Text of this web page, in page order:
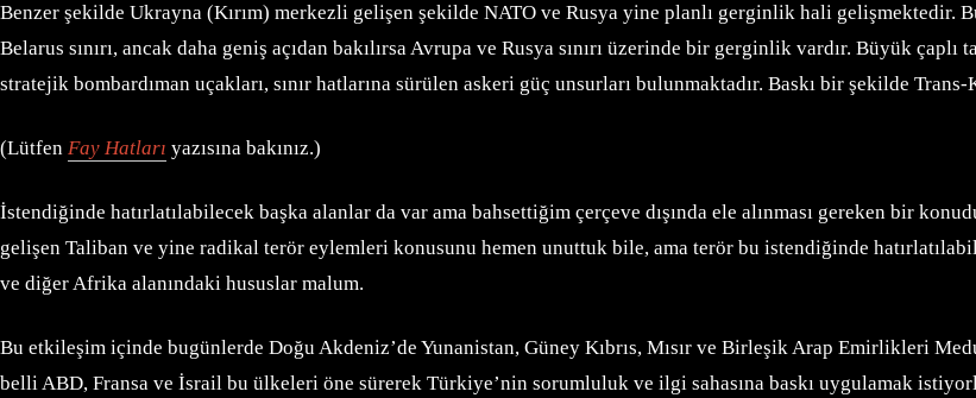
Benzer şekilde Ukrayna (Kırım) merkezli gelişen şekilde NATO ve Rusya yine planlı gerginlik hali
Belarus sınırı, ancak daha geniş açıdan bakılırsa Avrupa ve Rusya sınırı üzerinde bir gerginlik vardır. Büyük
stratejik bombardıman uçakları, sınır hatlarına sürülen askeri güç unsurları bulunmaktadır. Baskı bir şekilde
(Lütfen Fay Hatları yazısına bakınız.)
İstendiğinde hatırlatılabilecek başka alanlar da var ama bahsettiğim çerçeve dışında ele alınması gereken bir
gelişen Taliban ve yine radikal terör eylemleri konusunu hemen unuttuk bile, ama terör bu istendiğinde
ve diğer Afrika alanındaki hususlar malum.
Bu etkileşim içinde bugünlerde Doğu Akdeniz’de Yunanistan, Güney Kıbrıs, Mısır ve Birleşik Arap Emirlikleri
belli ABD, Fransa ve İsrail bu ülkeleri öne sürerek Türkiye’nin sorumluluk ve ilgi sahasına baskı uygulamak